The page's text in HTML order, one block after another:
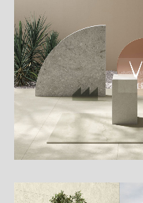
紹